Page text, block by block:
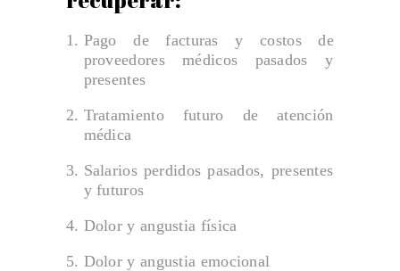
Pago de facturas y costos de
proveedores médicos pasados ​​y
presentes
Tratamiento futuro de atención
médica
Salarios perdidos pasados, presentes
y futuros
Dolor y angustia física
Dolor y angustia emocional